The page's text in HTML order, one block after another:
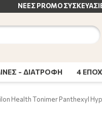
ΑΝΟΣΟΠΟΙΗΤΙΚΟ
- ΔΙΑΤΡΟΦΗ 4
Health Tonimer Panthexyl